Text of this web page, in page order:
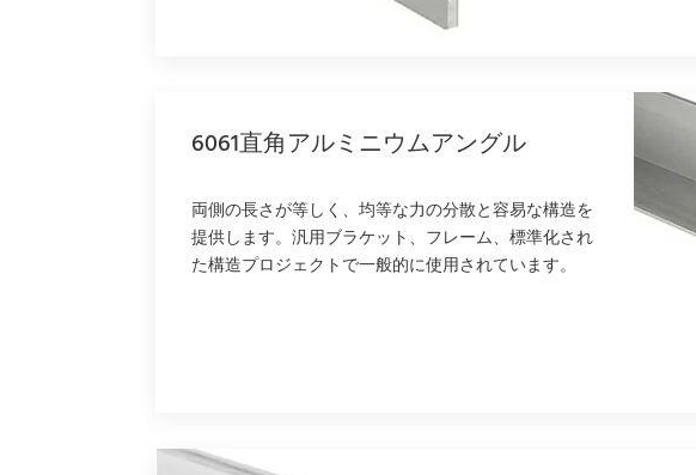
6061直角アルミニウムアングル
両側の長さが等しく、均等な力の分散と容易な構造を
提供します。汎用ブラケット、フレーム、標準化され
た構造プロジェクトで一般的に使用されています。